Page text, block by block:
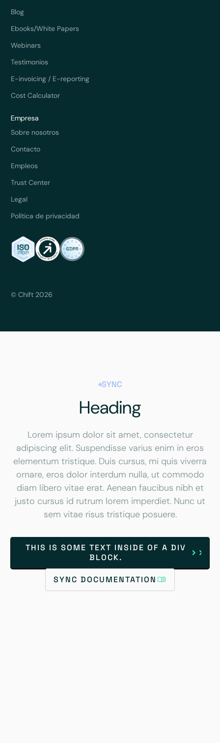
Blog
Ebooks/White Papers
Webinars
Testimonios
E-invoicing / E-reporting
Cost Calculator
Empresa
Sobre nosotros
Contacto
Empleos
Trust Center
Legal
Política de privacidad
© Chift 2026
SYNC
Heading
Lorem ipsum dolor sit amet, consectetur
adipiscing elit. Suspendisse varius enim in eros
elementum tristique. Duis cursus, mi quis viverra
ornare, eros dolor interdum nulla, ut commodo
diam libero vitae erat. Aenean faucibus nibh et
justo cursus id rutrum lorem imperdiet. Nunc ut
sem vitae risus tristique posuere.
THIS IS SOME TEXT INSIDE OF A DIV
BLOCK.
SYNC DOCUMENTATION